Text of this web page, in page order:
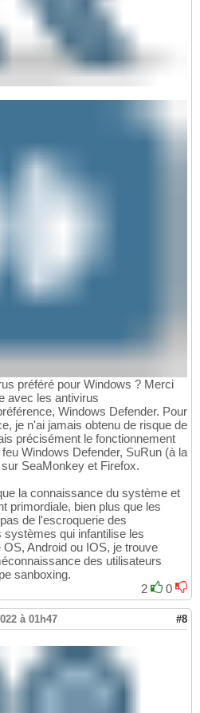
préféré pour Windows ? Merci
avec les antivirus
Windows Defender. Pour
je n'ai jamais obtenu de risque de
précisément le fonctionnement
Windows Defender, SuRun (à la
SeaMonkey et Firefox.
la connaissance du système et
primordiale, bien plus que les
de l'escroquerie des
qui infantilise les
Android ou IOS, je trouve
des utilisateurs
sanboxing.
2
0
à 01h47 #8